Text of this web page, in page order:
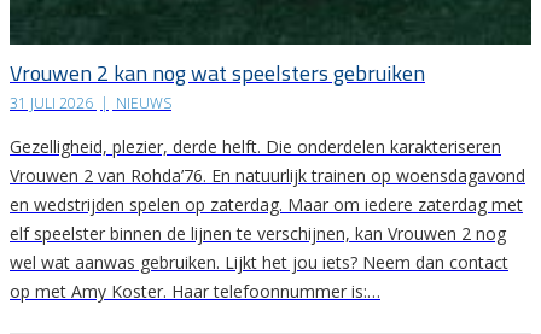
Vrouwen 2 kan nog wat speelsters gebruiken
31 JULI 2026 | NIEUWS
Gezelligheid, plezier, derde helft. Die onderdelen karakteriseren
Vrouwen 2 van Rohda’76. En natuurlijk trainen op woensdagavond
en wedstrijden spelen op zaterdag. Maar om iedere zaterdag met
elf speelster binnen de lijnen te verschijnen, kan Vrouwen 2 nog
wel wat aanwas gebruiken. Lijkt het jou iets? Neem dan contact
op met Amy Koster. Haar telefoonnummer is:…